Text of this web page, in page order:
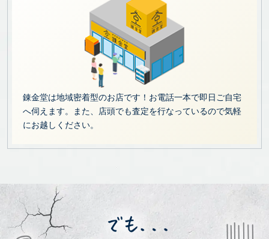
錬金堂は地域密着型のお店です！お電話一本で即日ご自宅
へ伺えます。また、店頭でも査定を行なっているので気軽
にお越しください。